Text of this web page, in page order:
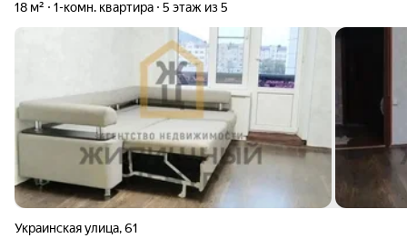
18 м² 1-комн. квартира 5 этаж из 5
Украинская улица,61